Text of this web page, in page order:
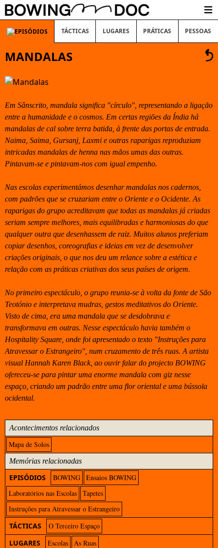
TÁCTICAS LUGARES PRÁTICAS PESSOAS
MANDALAS
Em Sânscrito, mandala significa "círculo", representando a ligação
entre a humanidade e o cosmos. Em certas regiões da Índia há
mandalas de cal sobre terra batida, à frente das portas de entrada.
Naima, Saima, Gursanj, Laxmi e outras raparigas reproduziam
intricadas mandalas de henna nas mãos umas das outras.
Pintavam-se e pintavam-nos com igual empenho.
Nas escolas experimentámos desenhar mandalas nos cadernos,
com padrões que se cruzariam entre o Oriente e o Ocidente. As
raparigas do grupo acreditavam que todas as mandalas já criadas
seriam sempre melhores, mais equilibradas e harmoniosas do que
qualquer outra que desenhassem de raiz. Muitos alunos preferiam
copiar desenhos, coreografias e ideias em vez de desenvolver
criações originais, o que nos deu um relance sobre a estética e
relação com as práticas criativas dos seus países de origem.
No primeiro espectáculo, o grupo reunia-se à volta da fonte de São
Teotónio e interpretava mudras, gestos meditativos do Oriente.
Visto de cima, era uma mandala que se desdobrava e
transformava em outras. Nesse espectáculo havia também o
Hospitality Square, onde foi apresentado o texto "Instruções para
Atravessar o Estrangeiro", num cruzamento de três ruas. A artista
visual Hannah Karen Black, ao ouvir falar do projecto BOWING
ofereceu-se para pintar uma enorme mandala com giz nesse
espaço, criando um padrão entre uma flor oriental e uma bússola
ocidental.
Acontecimentos relacionados
Mapa de Solos
Memórias relacionadas
EPISÓDIOS BOWING
Ensaios BOWING
Laboratórios nas Escolas
Tapetes
Instruções para Atravessar o Estrangeiro
TÁCTICAS
O Terceiro Espaço
LUGARES
Escolas
As Ruas